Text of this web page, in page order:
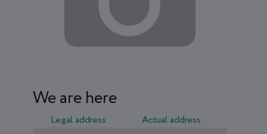
We are here
Legal address Actual address